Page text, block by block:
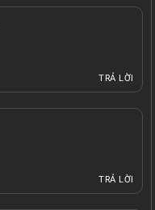
TRẢ LỜI
TRẢ LỜI